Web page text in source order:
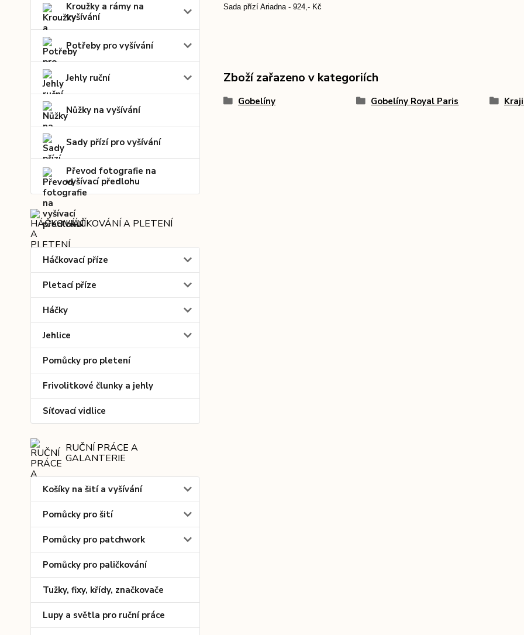
Kroužky a rámy na
vyšívání
Potřeby pro vyšívání
Jehly ruční
Nůžky na vyšívání
Sady přízí pro vyšívání
Převod fotografie na
vyšívací předlohu
HÁČKOVÁNÍ A PLETENÍ
Háčkovací příze
Pletací příze
Háčky
Jehlice
Pomůcky pro pletení
Frivolitkové člunky a jehly
Síťovací vidlice
RUČNÍ PRÁCE A
GALANTERIE
Košíky na šití a vyšívání
Pomůcky pro šití
Pomůcky pro patchwork
Pomůcky pro paličkování
Tužky, fixy, křídy, značkovače
Lupy a světla pro ruční práce
Sada přízí Ariadna - 924,- Kč
Zboží zařazeno v kategoriích
Gobelíny Gobelíny Royal Paris